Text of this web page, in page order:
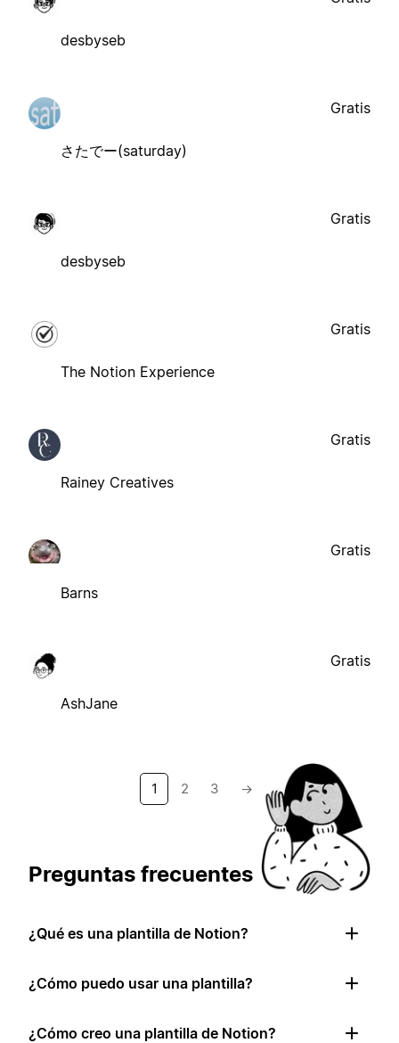
desbyseb
さたでー(saturday)
Gratis
desbyseb
Gratis
The Notion Experience
Gratis
Rainey Creatives
Gratis
Barns
Gratis
AshJane
Gratis
1 2 3 →
Preguntas frecuentes
¿Qué es una plantilla de Notion?
¿Cómo puedo usar una plantilla?
¿Cómo creo una plantilla de Notion?